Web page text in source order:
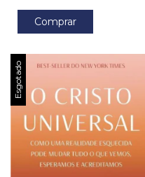
Esgotado